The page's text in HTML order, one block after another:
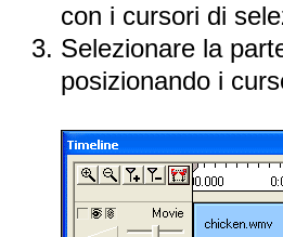
con i cursori di
Selezionare la
posizionando i